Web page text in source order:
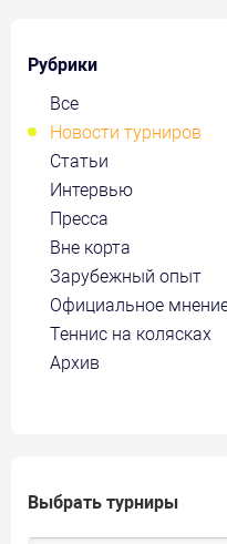
Рубрики
Все
Новости турниров
Статьи
Интервью
Пресса
Вне корта
Зарубежный опыт
Официальное
Теннис на колясках
Архив
Выбрать турниры